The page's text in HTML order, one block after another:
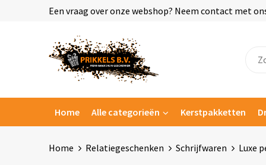
Een vraag over onze webshop? Neem contact met
Home Alle categorieën Kerstpakketten
Home Relatiegeschenken Schrijfwaren Luxe